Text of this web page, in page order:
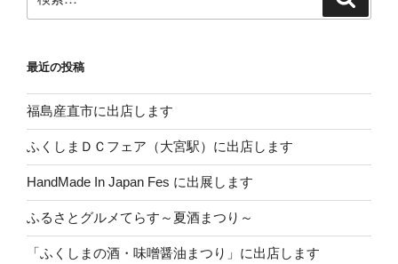
索:
最近の投稿
福島産直市に出店します
ふくしまＤＣフェア（大宮駅）に出店します
HandMade In Japan Fes に出展します
ふるさとグルメてらす～夏酒まつり～
「ふくしまの酒・味噌醤油まつり」に出店します